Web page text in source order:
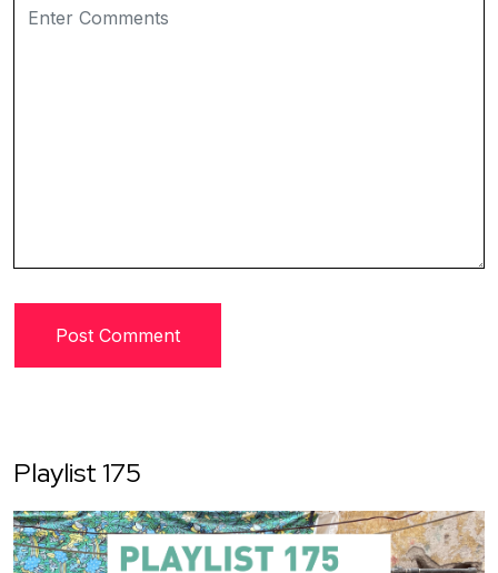
Playlist 175